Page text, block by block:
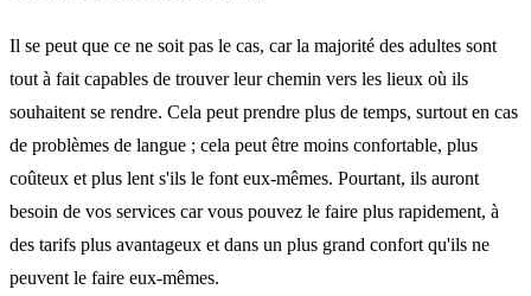
Il se peut que ce ne soit pas le cas, car la majorité des adultes sont
tout à fait capables de trouver leur chemin vers les lieux où ils
souhaitent se rendre. Cela peut prendre plus de temps, surtout en cas
de problèmes de langue ; cela peut être moins confortable, plus
coûteux et plus lent s'ils le font eux-mêmes. Pourtant, ils auront
besoin de vos services car vous pouvez le faire plus rapidement, à
des tarifs plus avantageux et dans un plus grand confort qu'ils ne
peuvent le faire eux-mêmes.